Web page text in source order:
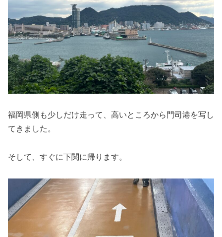
福岡県側も少しだけ走って、高いところから門司港を写し
てきました。
そして、すぐに下関に帰ります。